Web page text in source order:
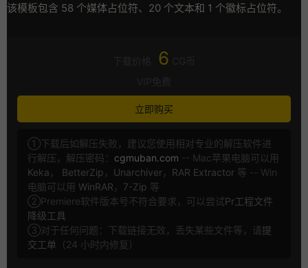
该模板包含 58 个媒体占位符、20 个文本和 1 个徽标占位符。
6
立即购买
①下载后如解压失败，建议您使用相对专业的解压软件进
行解压，解压密码： cgmuban.com -- Mac苹果电脑可以用
Keka ， BetterZip ， Unarchiver， RAR Extractor 等 -- Win
电脑可以用 WinRAR ， 7-Zip 等
②Premiere软件版本号不符合要求，可以尝试Pr工程文件
降级工具
③对于任何问题：下载链接无效，丢失某些文件等，请提
交工单 （24 小时内修复）